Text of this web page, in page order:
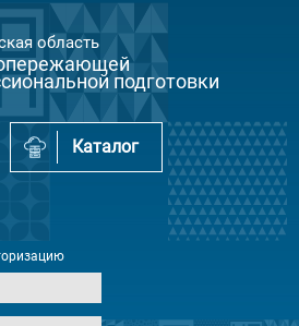
область
подготовки
Каталог